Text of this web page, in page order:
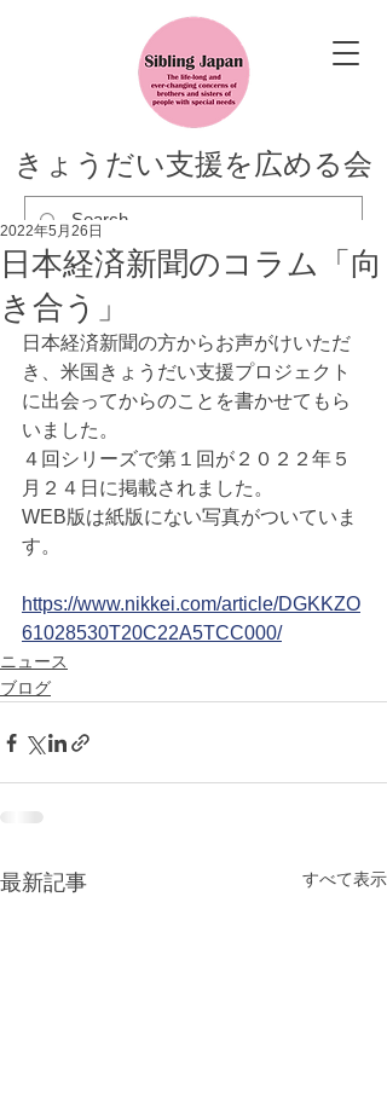
きょうだい支援を広める会
日本経済新聞のコラム「向
き合う」
2022年5月26日
日本経済新聞の方からお声がけいただ
き、米国きょうだい支援プロジェクト
に出会ってからのことを書かせてもら
いました。
４回シリーズで第１回が２０２２年５
月２４日に掲載されました。
WEB版は紙版にない写真がついていま
す。
https://www.nikkei.com/article/DGKKZO
61028530T20C22A5TCC000/
ニュース
ブログ
最新記事 すべて表示